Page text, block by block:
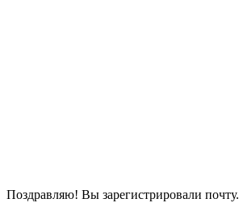
Поздравляю! Вы зарегистрировали почту.